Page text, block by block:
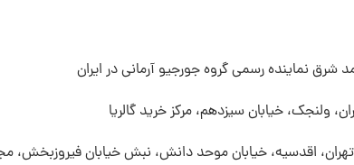
شرق نماینده رسمی گروه جورجیو آرمانی در ایران
ولنجک، خیابان سیزدهم، مرکز خرید گالریا
اقدسیه، خیابان موحد دانش، نبش خیابان فیروزبخش،